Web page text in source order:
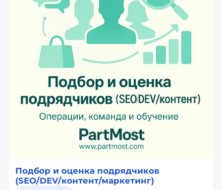
Подбор и оценка подрядчиков
(SEO/DEV/контент/маркетинг)